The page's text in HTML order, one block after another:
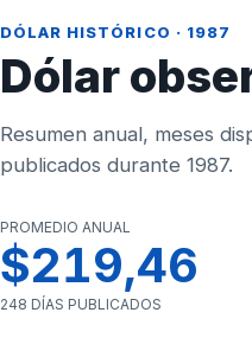
DÓLAR HISTÓRICO · 1987
Dólar
Resumen anual, meses
publicados durante 1987.
PROMEDIO ANUAL
$219,46
248 DÍAS PUBLICADOS